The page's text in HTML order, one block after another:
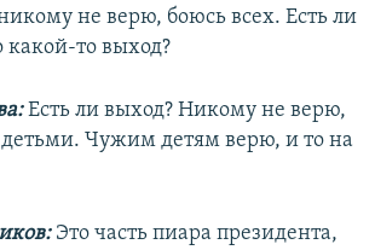
не верю, боюсь всех. Есть ли
какой-то выход?
Есть ли выход? Никому не верю,
Чужим детям верю, и то на
Это часть пиара президента,